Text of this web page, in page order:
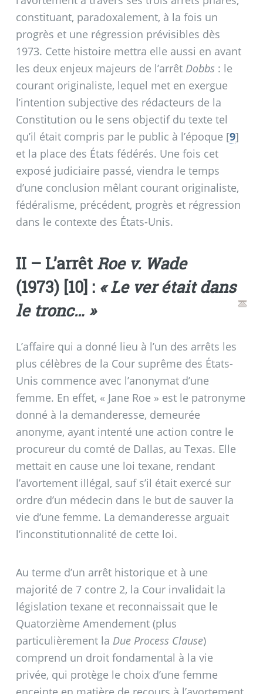
constituant, paradoxalement, à la fois un
progrès et une régression prévisibles dès
1973. Cette histoire mettra elle aussi en avant
les deux enjeux majeurs de l’arrêt Dobbs : le
courant originaliste, lequel met en exergue
l’intention subjective des rédacteurs de la
Constitution ou le sens objectif du texte tel
qu’il était compris par le public à l’époque [9]
et la place des États fédérés. Une fois cet
exposé judiciaire passé, viendra le temps
d’une conclusion mêlant courant originaliste,
fédéralisme, précédent, progrès et régression
dans le contexte des États-Unis.
II – L’arrêt Roe v. Wade
(1973)[10] : « Le ver était dans
le tronc… »
L’affaire qui a donné lieu à l’un des arrêts les
plus célèbres de la Cour suprême des États-
Unis commence avec l’anonymat d’une
femme. En effet, « Jane Roe » est le patronyme
donné à la demanderesse, demeurée
anonyme, ayant intenté une action contre le
procureur du comté de Dallas, au Texas. Elle
mettait en cause une loi texane, rendant
l’avortement illégal, sauf s’il était exercé sur
ordre d’un médecin dans le but de sauver la
vie d’une femme. La demanderesse arguait
l’inconstitutionnalité de cette loi.
Au terme d’un arrêt historique et à une
majorité de 7 contre 2, la Cour invalidait la
législation texane et reconnaissait que le
Quatorzième Amendement (plus
particulièrement la Due Process Clause)
comprend un droit fondamental à la vie
privée, qui protège le choix d’une femme